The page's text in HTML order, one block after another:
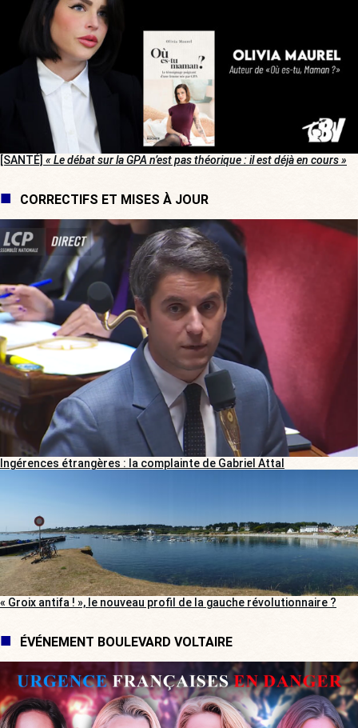
[SANTÉ] « Le débat sur la GPA n’est pas théorique : il est déjà en cours »
CORRECTIFS ET MISES À JOUR
Ingérences étrangères : la complainte de Gabriel Attal
« Groix antifa ! », le nouveau profil de la gauche révolutionnaire ?
ÉVÉNEMENT BOULEVARD VOLTAIRE